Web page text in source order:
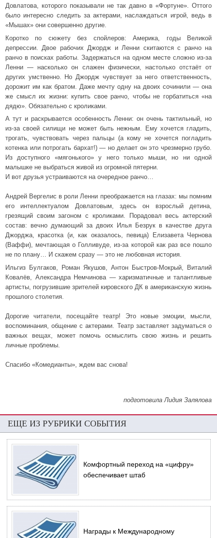
Довлатова, которого показывали не так давно в «Фортуне». Оттого
было интересно следить за актерами, наслаждаться игрой, ведь в
«Мышах» они совершенно другие.
Коротко по сюжету без спойлеров: Америка, годы Великой
депрессии. Двое рабочих Джордж и Ленни скитаются с ранчо на
ранчо в поисках работы. Задержаться на одном месте сложно из-за
Ленни — насколько он слажен физически, настолько отстаёт от
других умственно. Но Джордж чувствует за него ответственность,
дорожит им как братом. Даже мечту одну на двоих сочинили — она
же смысл их жизни: купить свое ранчо, чтобы не горбатиться «на
дядю». Обязательно с кроликами.
А тут и раскрывается особенность Ленни: он очень тактильный, но
из-за своей силищи не может быть нежным. Ему хочется гладить,
трогать, чувствовать через пальцы (а кому не хочется погладить
котенка или потрогать бархат!) — но делает он это чрезмерно грубо.
Из доступного «мягонького» у него только мыши, но ни одной
малышке не выбраться живой из огромной пятерни.
И вот друзья устраиваются на очередное ранчо…
Андрей Вергелис в роли Ленни преображается на глазах: мы помним
его интеллектуалом Довлатовым, здесь он взрослый детина,
грезящий своим загоном с кроликами. Порадовал весь актерский
состав: вечно думающий за двоих Илья Безрук в качестве друга
Джорджа, красотка (и, как оказалось, певица) Елизавета Чернова
(Ваффи), мечтающая о Голливуде, из-за которой как раз все пошло
не по плану… И скажем сразу — это не любовная история.
Ильгиз Булгаков, Роман Якушов, Антон Быстров-Мокрый, Виталий
Ковалёв, Александра Немчинова — харизматичные и талантливые
артисты, погрузившие зрителей кировского ДК в американскую жизнь
прошлого столетия.
Дорогие читатели, посещайте театр! Это новые эмоции, мысли,
воспоминания, общение с актерами. Театр заставляет задуматься о
важных вещах, может помочь осмыслить свою жизнь и решить
личные проблемы.
Спасибо «Комедианты», ждем вас снова!
подготовила Лидия Залялова
ЕЩЕ ИЗ РУБРИКИ СОБЫТИЯ
Комфортный переход на «цифру»
обеспечивает штаб
Награды к Международному